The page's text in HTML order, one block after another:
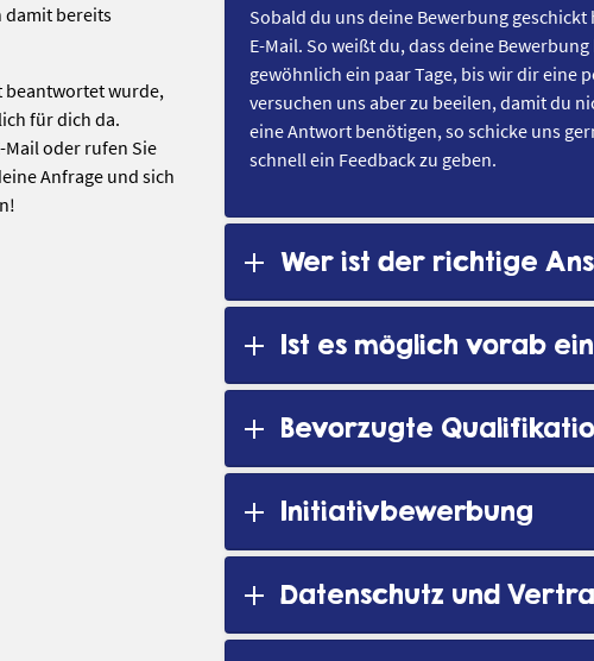
damit bereits
beantwortet wurde,
für dich da.
Mail oder rufen Sie
Anfrage und sich
Sobald du uns deine Bewerbung
E-Mail. So weißt du, dass deine
gewöhnlich ein paar Tage, bis wir dir eine
versuchen uns aber zu beeilen, damit du
eine Antwort benötigen, so schicke uns
schnell ein Feedback zu geben.
Wer ist der richtige
Ist es möglich vorab
Bevorzugte
Initiativbewerbung
Datenschutz und